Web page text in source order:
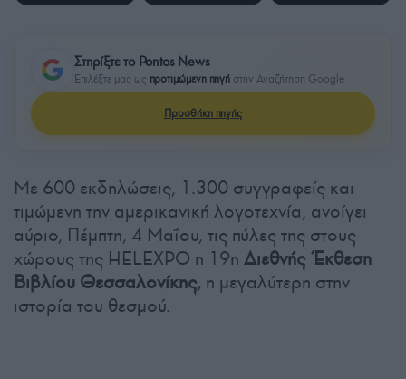
Στηρίξτε το Pontos News
Επιλέξτε μας ως προτιμώμενη πηγή στην Αναζήτηση Google
Προσθήκη πηγής
Με 600 εκδηλώσεις, 1.300 συγγραφείς και
τιμώμενη την αμερικανική λογοτεχνία, ανοίγει
αύριο, Πέμπτη, 4 Μαΐου, τις πύλες της στους
χώρους της HELEXPO η 19η Διεθνής Έκθεση
Βιβλίου Θεσσαλονίκης, η μεγαλύτερη στην
ιστορία του θεσμού.